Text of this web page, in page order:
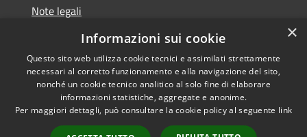
Note legali
Dichiarazione di accessibilità
Accessibilità
Copyright © 2026 • Comune di
Valbondione • Powered by
×
Informazioni sui cookie
Questo sito web utilizza cookie tecnici e assimilati strettamente
necessari al corretto funzionamento e alla navigazione del sito,
nonché un cookie tecnico analitico al solo fine di elaborare
informazioni statistiche, aggregate e anonime.
Per maggiori dettagli, può consultare la cookie policy al seguente link